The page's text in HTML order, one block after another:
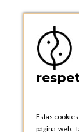
Estas
página web.